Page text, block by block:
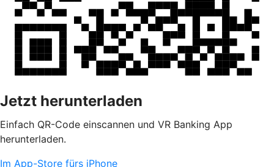
Jetzt herunterladen
Einfach QR-Code einscannen und VR Banking App
herunterladen.
Im App-Store fürs iPhone